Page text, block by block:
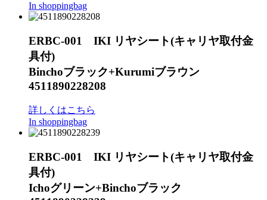
In shoppingbag
ERBC-001 IKI リヤシート(キャリヤ取付金
具付)
Binchoブラック+Kurumiブラウン
4511890228208
詳しくはこちら
In shoppingbag
ERBC-001 IKI リヤシート(キャリヤ取付金
具付)
Ichoグリーン+Binchoブラック